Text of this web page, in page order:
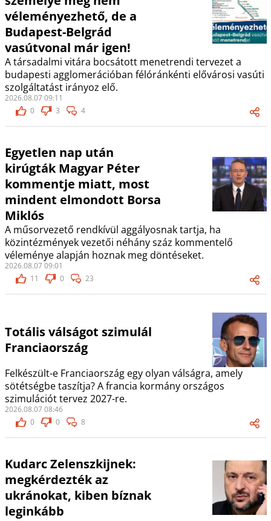
véleményezhető, de a
Budapest-Belgrád
vasútvonal már igen!
A társadalmi vitára bocsátott menetrendi tervezet a
budapesti agglomerációban félóránkénti elővárosi vasúti
szolgáltatást irányoz elő.
2026.08.07 09:11
0
3 4
Egyetlen nap után
kirúgták Magyar Péter
kommentje miatt, most
mindent elmondott Borsa
Miklós
A műsorvezető rendkívül aggályosnak tartja, ha
közintézmények vezetői néhány száz kommentelő
véleménye alapján hoznak meg döntéseket.
2026.08.07 09:01
11
0 23
Totális válságot szimulál
Franciaország
Felkészült-e Franciaország egy olyan válságra, amely
sötétségbe taszítja? A francia kormány országos
szimulációt tervez 2027-re.
2026.08.07 08:46
0
0 8
Kudarc Zelenszkijnek:
megkérdezték az
ukránokat, kiben bíznak
leginkább